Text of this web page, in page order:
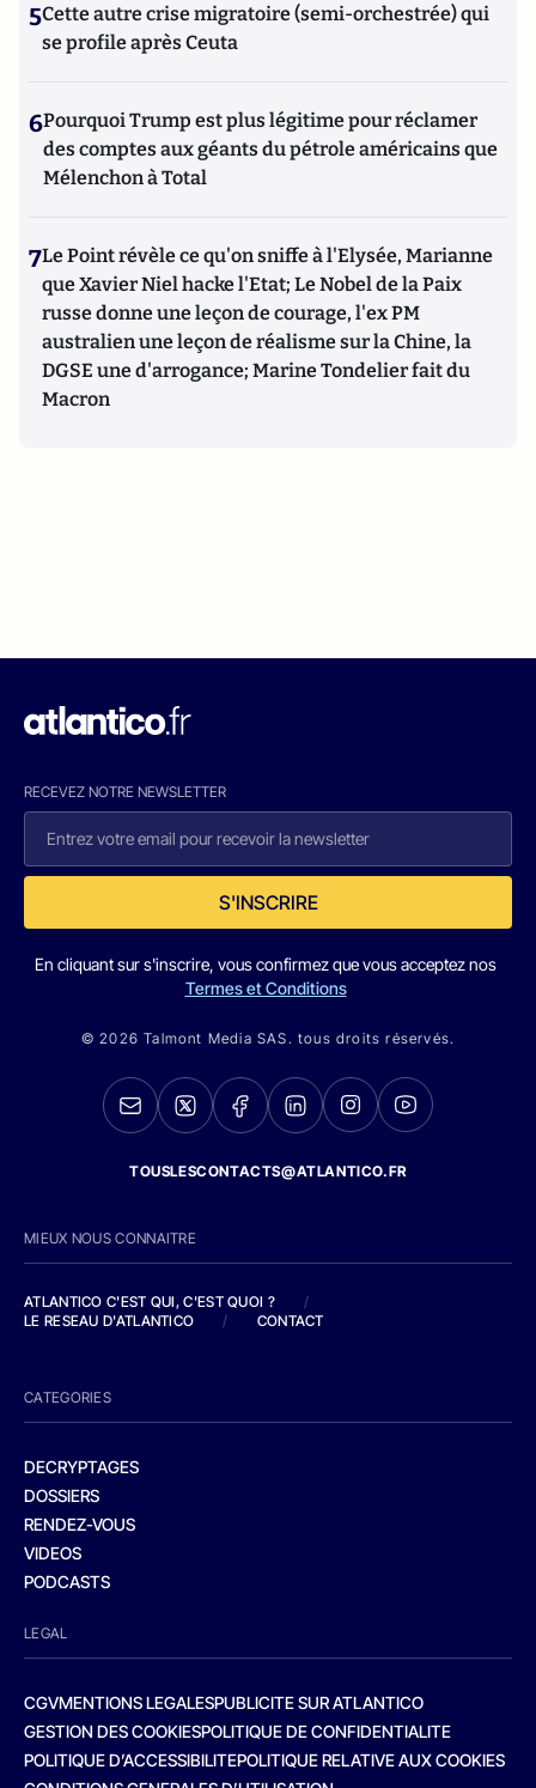
5Cette autre crise migratoire (semi-orchestrée) qui
se profile après Ceuta
6Pourquoi Trump est plus légitime pour réclamer
des comptes aux géants du pétrole américains que
Mélenchon à Total
7Le Point révèle ce qu'on sniffe à l'Elysée, Marianne
que Xavier Niel hacke l'Etat; Le Nobel de la Paix
russe donne une leçon de courage, l'ex PM
australien une leçon de réalisme sur la Chine, la
DGSE une d'arrogance; Marine Tondelier fait du
Macron
RECEVEZ NOTRE NEWSLETTER
S'INSCRIRE
En cliquant sur s'inscrire, vous confirmez que vous acceptez nos
Termes et Conditions
© 2026 Talmont Media SAS. tous droits réservés.
TOUSLESCONTACTS@ATLANTICO.FR
MIEUX NOUS CONNAITRE
ATLANTICO C'EST QUI, C'EST QUOI ?
/
LE RESEAU D'ATLANTICO
/ CONTACT
CATEGORIES
DECRYPTAGES
DOSSIERS
RENDEZ-VOUS
VIDEOS
PODCASTS
LEGAL
CGVMENTIONS LEGALESPUBLICITE SUR ATLANTICO
GESTION DES COOKIESPOLITIQUE DE CONFIDENTIALITE
POLITIQUE D’ACCESSIBILITEPOLITIQUE RELATIVE AUX COOKIES